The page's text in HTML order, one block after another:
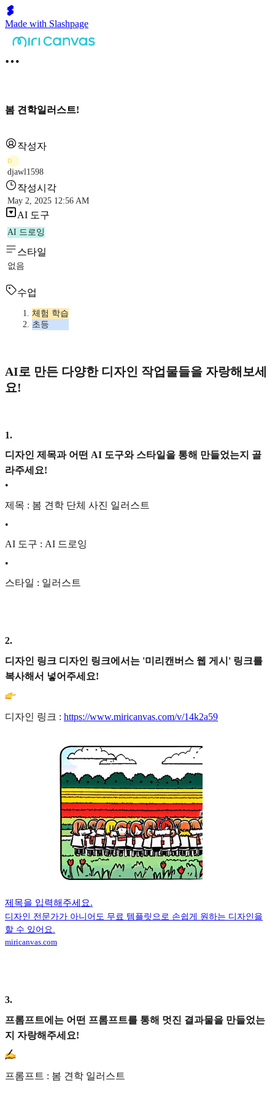
Made with Slashpage
봄 견학일러스트!
작성자
D
djawl1598
작성시각
May 2, 2025 12:56 AM
AI 도구
AI 드로잉
스타일
없음
수업
체험 학습
초등
AI로 만든 다양한 디자인 작업물들을 자랑해보세
요!
1.
디자인 제목과 어떤 AI 도구와 스타일을 통해 만들었는지 골
라주세요!
•
제목 : 봄 견학 단체 사진 일러스트
•
AI 도구 : AI 드로잉
•
스타일 : 일러스트
2.
디자인 링크 디자인 링크에서는 '미리캔버스 웹 게시' 링크를
복사해서 넣어주세요!
디자인 링크 : https://www.miricanvas.com/v/14k2a59
제목을 입력해주세요.
디자인 전문가가 아니어도 무료 템플릿으로 손쉽게 원하는 디자인을
할 수 있어요.
miricanvas.com
3.
프롬프트에는 어떤 프롬프트를 통해 멋진 결과물을 만들었는
지 자랑해주세요!
프롬프트 : 봄 견학 일러스트